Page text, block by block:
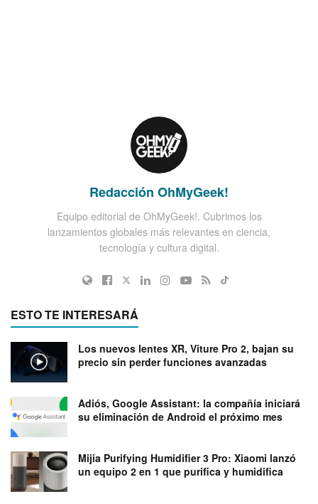
Redacción OhMyGeek!
Equipo editorial de OhMyGeek!. Cubrimos los
lanzamientos globales más relevantes en ciencia,
tecnología y cultura digital.
ESTO TE INTERESARÁ
Los nuevos lentes XR, Viture Pro 2, bajan su
precio sin perder funciones avanzadas
Adiós, Google Assistant: la compañía iniciará
su eliminación de Android el próximo mes
Mijia Purifying Humidifier 3 Pro: Xiaomi lanzó
un equipo 2 en 1 que purifica y humidifica